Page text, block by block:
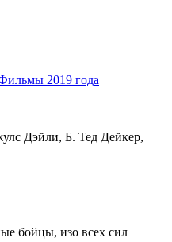
2019 года
Дэйли, Б. Тед Дейкер,
бойцы, изо всех сил